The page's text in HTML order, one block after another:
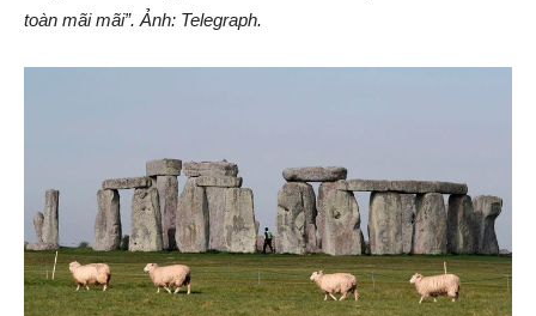
toàn mãi mãi”. Ảnh: Telegraph.